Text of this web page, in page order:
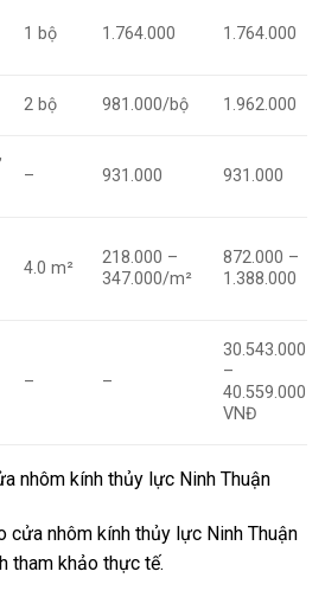
1 bộ 1.764.000 1.764.000
2 bộ 981.000/bộ 1.962.000
– 931.000 931.000
4.0 m²
218.000 –
347.000/m²
872.000 –
1.388.000
– –
30.543.000
–
40.559.000
VNĐ
nhôm kính thủy lực Ninh Thuận
cửa nhôm kính thủy lực Ninh Thuận
tham khảo thực tế.